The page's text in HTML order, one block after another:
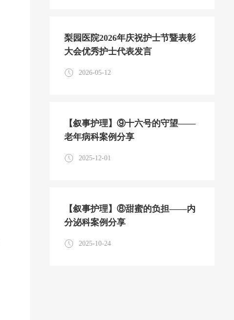
梨园医院2026年庆祝护士节暨表彰
大会优秀护士代表发言
2026-05-12
【叙事护理】⑨十六号的守望——
老年病科案例分享
2025-12-01
【叙事护理】⑧甜蜜的负担——内
分泌科案例分享
2025-10-24